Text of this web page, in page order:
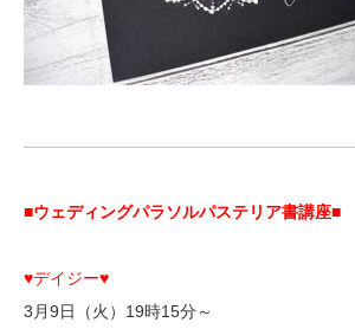
■ウェディングパラソルパステリア書講座■
♥デイジー♥
3月9日（火）19時15分～